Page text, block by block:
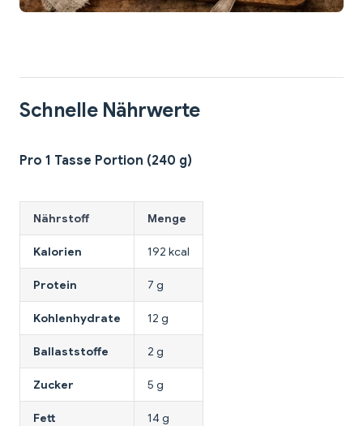
Schnelle Nährwerte
Pro 1 Tasse Portion (240 g)
Nährstoff Menge
Kalorien 192 kcal
Protein 7 g
Kohlenhydrate 12 g
Ballaststoffe 2 g
Zucker 5 g
Fett 14 g